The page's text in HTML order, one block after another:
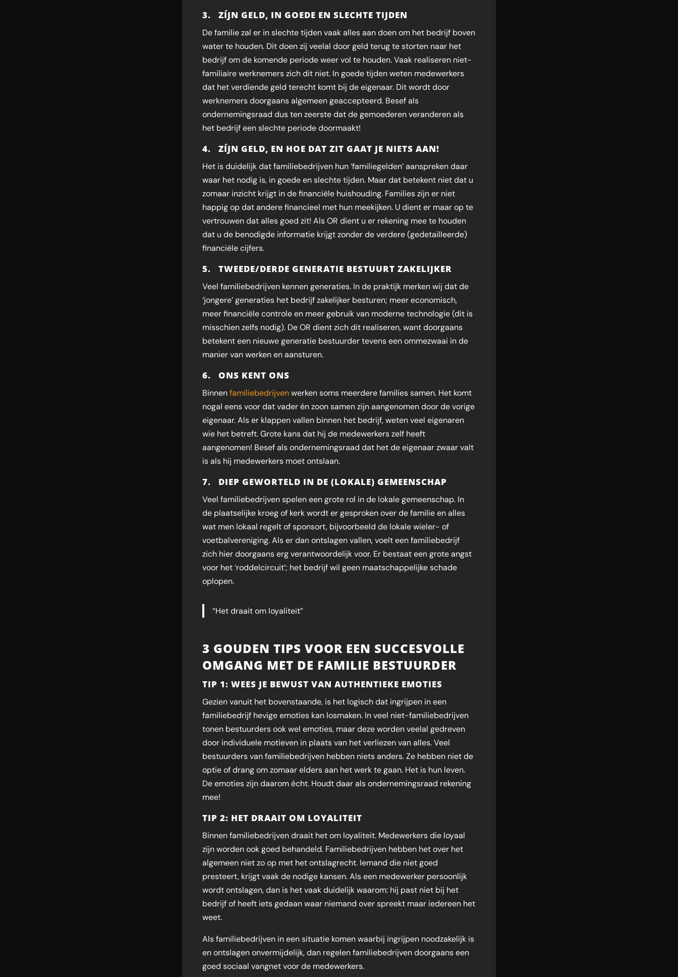
3. ZÍJN GELD, IN GOEDE EN SLECHTE TIJDEN
De familie zal er in slechte tijden vaak alles aan doen om het bedrijf boven
water te houden. Dit doen zij veelal door geld terug te storten naar het
bedrijf om de komende periode weer vol te houden. Vaak realiseren niet-
familiaire werknemers zich dit niet. In goede tijden weten medewerkers
dat het verdiende geld terecht komt bij de eigenaar. Dit wordt door
werknemers doorgaans algemeen geaccepteerd. Besef als
ondernemingsraad dus ten zeerste dat de gemoederen veranderen als
het bedrijf een slechte periode doormaakt!
4. ZÍJN GELD, EN HOE DAT ZIT GAAT JE NIETS AAN!
Het is duidelijk dat familiebedrijven hun ‘familiegelden’ aanspreken daar
waar het nodig is, in goede en slechte tijden. Maar dat betekent niet dat u
zomaar inzicht krijgt in de financiële huishouding. Families zijn er niet
happig op dat andere financieel met hun meekijken. U dient er maar op te
vertrouwen dat alles goed zit! Als OR dient u er rekening mee te houden
dat u de benodigde informatie krijgt zonder de verdere (gedetailleerde)
financiële cijfers.
5. TWEEDE/DERDE GENERATIE BESTUURT ZAKELIJKER
Veel familiebedrijven kennen generaties. In de praktijk merken wij dat de
‘jongere’ generaties het bedrijf zakelijker besturen; meer economisch,
meer financiële controle en meer gebruik van moderne technologie (dit is
misschien zelfs nodig). De OR dient zich dit realiseren, want doorgaans
betekent een nieuwe generatie bestuurder tevens een ommezwaai in de
manier van werken en aansturen.
6. ONS KENT ONS
Binnenfamiliebedrijvenwerken soms meerdere families samen. Het komt
nogal eens voor dat vader én zoon samen zijn aangenomen door de vorige
eigenaar. Als er klappen vallen binnen het bedrijf, weten veel eigenaren
wie het betreft. Grote kans dat hij de medewerkers zelf heeft
aangenomen! Besef als ondernemingsraad dat het de eigenaar zwaar valt
is als hij medewerkers moet ontslaan.
7. DIEP GEWORTELD IN DE (LOKALE) GEMEENSCHAP
Veel familiebedrijven spelen een grote rol in de lokale gemeenschap. In
de plaatselijke kroeg of kerk wordt er gesproken over de familie en alles
wat men lokaal regelt of sponsort, bijvoorbeeld de lokale wieler- of
voetbalvereniging. Als er dan ontslagen vallen, voelt een familiebedrijf
zich hier doorgaans erg verantwoordelijk voor. Er bestaat een grote angst
voor het ‘roddelcircuit’; het bedrijf wil geen maatschappelijke schade
oplopen.
“Het draait om loyaliteit”
3 GOUDEN TIPS VOOR EEN SUCCESVOLLE
OMGANG MET DE FAMILIE BESTUURDER
TIP 1: WEES JE BEWUST VAN AUTHENTIEKE EMOTIES
Gezien vanuit het bovenstaande, is het logisch dat ingrijpen in een
familiebedrijf hevige emoties kan losmaken. In veel niet-familiebedrijven
tonen bestuurders ook wel emoties, maar deze worden veelal gedreven
door individuele motieven in plaats van het verliezen van alles. Veel
bestuurders van familiebedrijven hebben niets anders. Ze hebben niet de
optie of drang om zomaar elders aan het werk te gaan. Het is hun leven.
De emoties zijn daarom écht. Houdt daar als ondernemingsraad rekening
mee!
TIP 2: HET DRAAIT OM LOYALITEIT
Binnen familiebedrijven draait het om loyaliteit. Medewerkers die loyaal
zijn worden ook goed behandeld. Familiebedrijven hebben het over het
algemeen niet zo op met het ontslagrecht. Iemand die niet goed
presteert, krijgt vaak de nodige kansen. Als een medewerker persoonlijk
wordt ontslagen, dan is het vaak duidelijk waarom: hij past niet bij het
bedrijf of heeft iets gedaan waar niemand over spreekt maar iedereen het
weet.
Als familiebedrijven in een situatie komen waarbij ingrijpen noodzakelijk is
en ontslagen onvermijdelijk, dan regelen familiebedrijven doorgaans een
goed sociaal vangnet voor de medewerkers.